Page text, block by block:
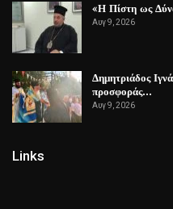
«Η Πίστη ως
Αυγ 9, 2026
Δημητριάδος
προσφοράς…
Αυγ 9, 2026
Links